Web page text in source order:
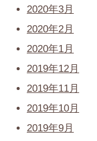
2020年3月
2020年2月
2020年1月
2019年12月
2019年11月
2019年10月
2019年9月